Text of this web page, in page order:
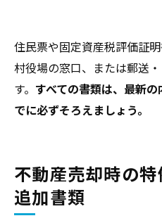
住民票や固定資産税評価証
村役場の窓口、または郵送
す。 すべての書類は、最新
でに必ずそろえましょう。
不動産売却時の
追加書類